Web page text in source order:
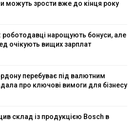
можуть зрости вже до кінця року
роботодавці нарощують бонуси, але
очікують вищих зарплат
перебуває під валютним
про ключові вимоги для бізнесу
склад із продукцією Bosch в